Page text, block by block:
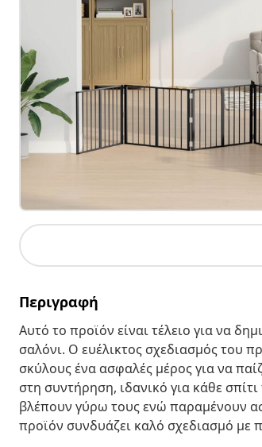
Περιγραφή
Αυτό το προϊόν είναι τέλειο για να
σαλόνι. Ο ευέλικτος σχεδιασμός του
σκύλους ένα ασφαλές μέρος για να
στη συντήρηση, ιδανικό για κάθε
βλέπουν γύρω τους ενώ παραμένουν
προϊόν συνδυάζει καλό σχεδιασμό με